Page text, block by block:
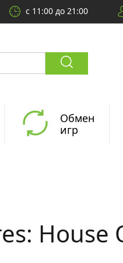
с 11:00 до 21:00
Обмен
игр
House